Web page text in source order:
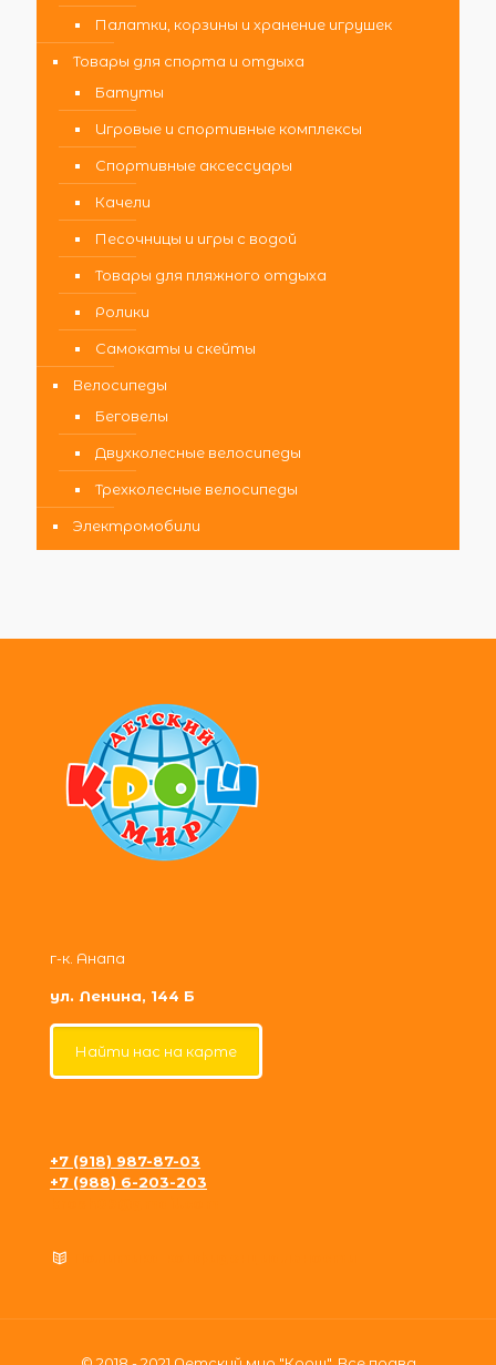
Палатки, корзины и хранение игрушек
Товары для спорта и отдыха
Батуты
Игровые и спортивные комплексы
Спортивные аксессуары
Качели
Песочницы и игры с водой
Товары для пляжного отдыха
Ролики
Самокаты и скейты
Велосипеды
Беговелы
Двухколесные велосипеды
Трехколесные велосипеды
Электромобили
г-к. Анапа
ул. Ленина, 144 Б
Найти нас на карте
+7 (918) 987-87-03
+7 (988) 6-203-203